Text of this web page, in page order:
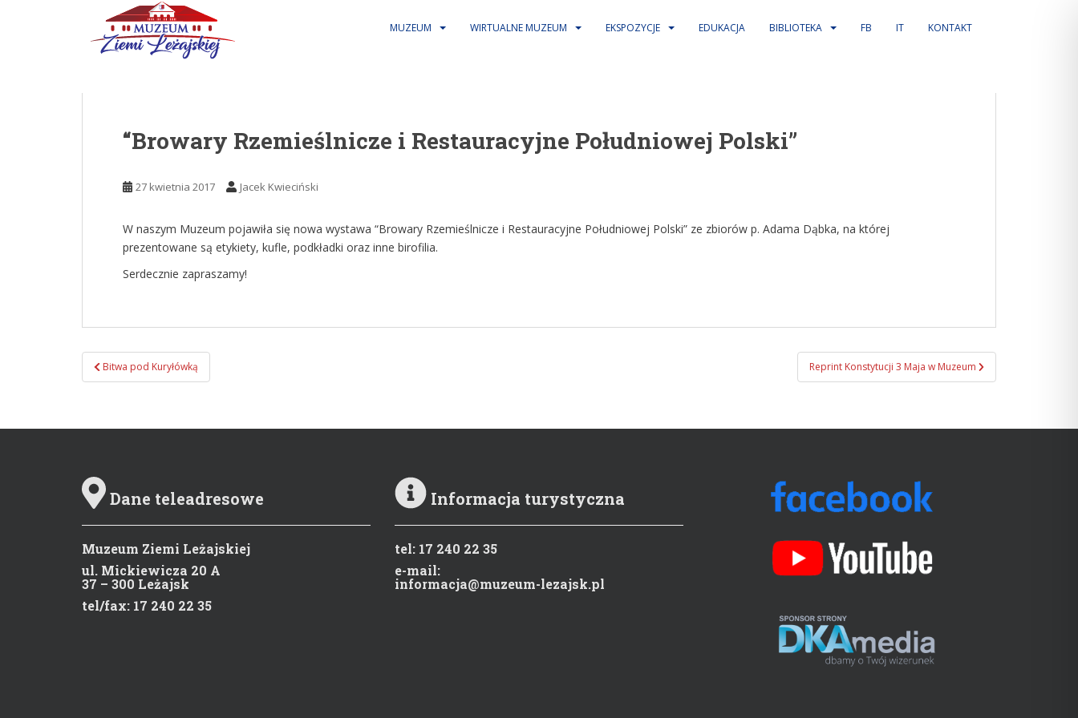
MUZEUM WIRTUALNE MUZEUM EKSPOZYCJE EDUKACJA BIBLIOTEKA FB IT KONTAKT
“Browary Rzemieślnicze i Restauracyjne Południowej Polski”
27 kwietnia 2017 Jacek Kwieciński
W naszym Muzeum pojawiła się nowa wystawa “Browary Rzemieślnicze i Restauracyjne Południowej Polski” ze zbiorów p. Adama Dąbka, na której
prezentowane są etykiety, kufle, podkładki oraz inne birofilia.
Serdecznie zapraszamy!
Zobacz wpisy
Bitwa pod Kuryłówką Reprint Konstytucji 3 Maja w Muzeum
Dane teleadresowe
Muzeum Ziemi Leżajskiej
ul. Mickiewicza 20 A
37 – 300 Leżajsk
tel/fax: 17 240 22 35
Informacja turystyczna
tel: 17 240 22 35
e-mail:
informacja@muzeum-lezajsk.pl